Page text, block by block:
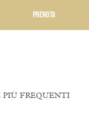
Prenota
PIÙ FREQUENTI